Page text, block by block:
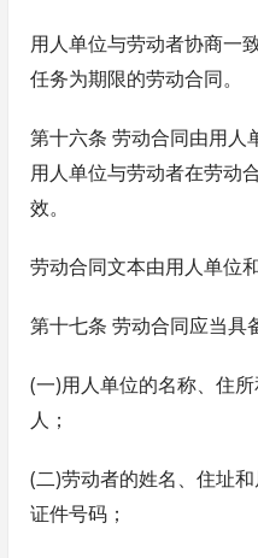
用人单位与劳动者协商一
任务为期限的劳动合同。
第十六条 劳动合同由用人
用人单位与劳动者在劳动
效。
劳动合同文本由用人单位
第十七条 劳动合同应当具
(一)用人单位的名称、住
人；
(二)劳动者的姓名、住址
证件号码；